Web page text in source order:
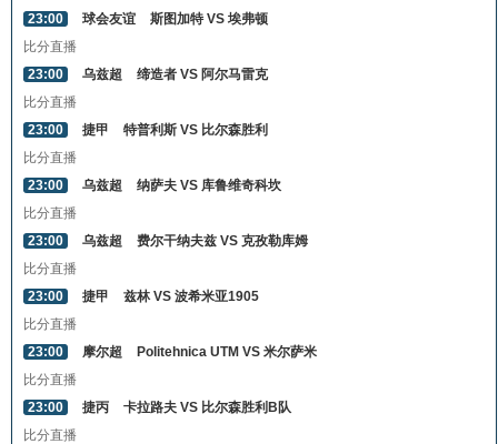
23:00
球会友谊
斯图加特 VS 埃弗顿
比分直播
23:00
乌兹超
缔造者 VS 阿尔马雷克
比分直播
23:00
捷甲
特普利斯 VS 比尔森胜利
比分直播
23:00
乌兹超
纳萨夫 VS 库鲁维奇科坎
比分直播
23:00
乌兹超
费尔干纳夫兹 VS 克孜勒库姆
比分直播
23:00
捷甲
兹林 VS 波希米亚1905
比分直播
23:00
摩尔超
Politehnica UTM VS 米尔萨米
比分直播
23:00
捷丙
卡拉路夫 VS 比尔森胜利B队
比分直播